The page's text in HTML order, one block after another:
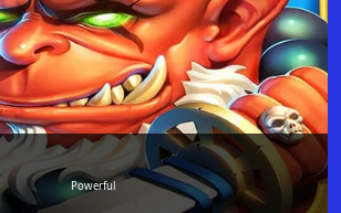
Powerful